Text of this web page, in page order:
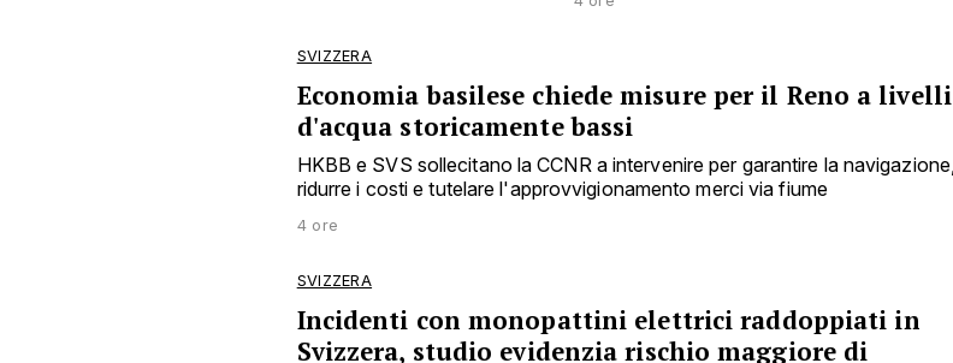
SVIZZERA
Economia basilese chiede misure per il Reno a livelli
d'acqua storicamente bassi
HKBB e SVS sollecitano la CCNR a intervenire per garantire la navigazione,
ridurre i costi e tutelare l'approvvigionamento merci via fiume
4 ore
SVIZZERA
Incidenti con monopattini elettrici raddoppiati in
Svizzera, studio evidenzia rischio maggiore di